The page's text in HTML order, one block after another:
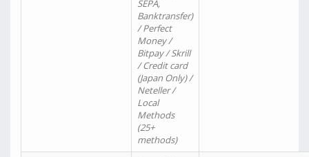
SEPA,
Banktransfer)
/ Perfect
Money /
Bitpay / Skrill
/ Credit card
(Japan Only) /
Neteller /
Local
Methods
(25+
methods)